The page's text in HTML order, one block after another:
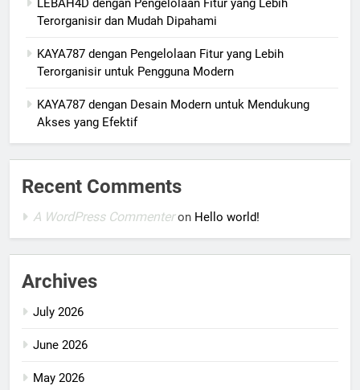
LEBAH4D dengan Pengelolaan Fitur yang Lebih
Terorganisir dan Mudah Dipahami
KAYA787 dengan Pengelolaan Fitur yang Lebih
Terorganisir untuk Pengguna Modern
KAYA787 dengan Desain Modern untuk Mendukung
Akses yang Efektif
Recent Comments
A WordPress Commenteron Hello world!
Archives
July 2026
June 2026
May 2026